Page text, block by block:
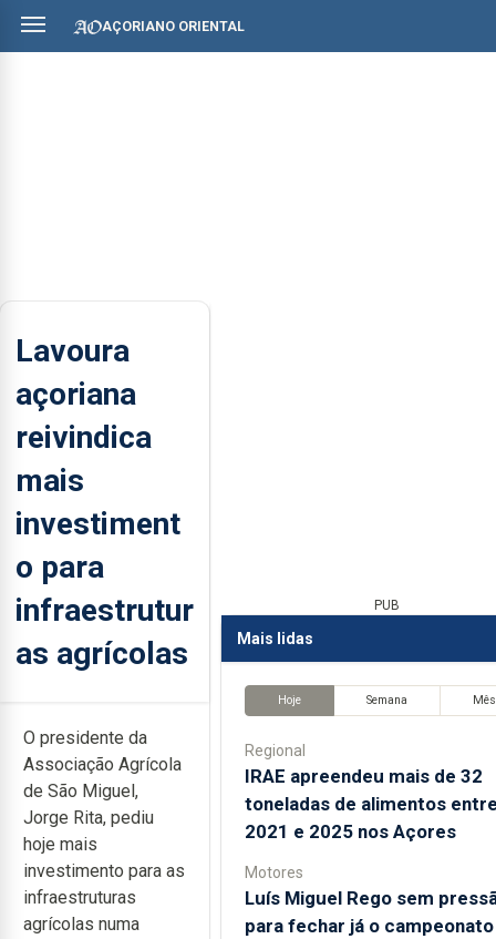
AÇORIANO ORIENTAL
Lavoura
açoriana
reivindica
mais
investiment
o para
infraestrutur
as agrícolas
O presidente da
Associação Agrícola
de São Miguel,
Jorge Rita, pediu
hoje mais
investimento para as
infraestruturas
agrícolas numa
PUB
Mais lidas
Hoje Semana Mês
Regional
IRAE apreendeu mais de 32
toneladas de alimentos
2021 e 2025 nos Açores
Motores
Luís Miguel Rego sem
para fechar já o campeonato